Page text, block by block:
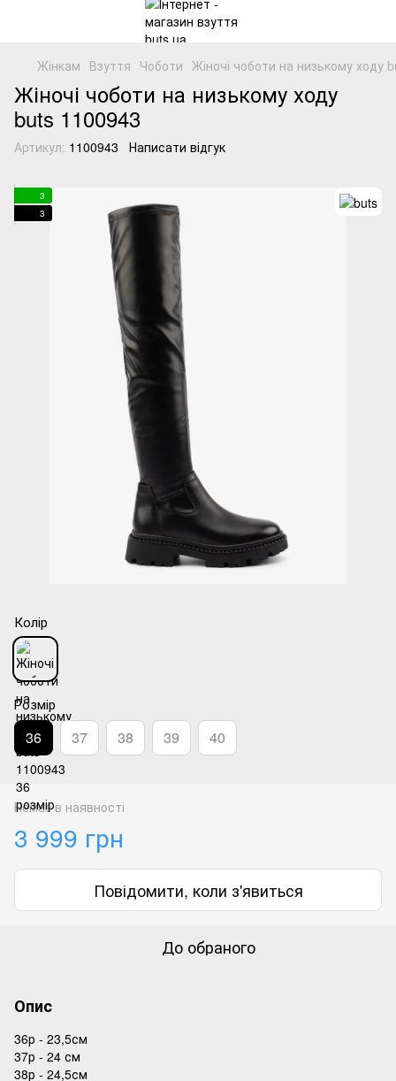
Жінкам Взуття Чоботи Жіночі чоботи на низькому ходу
Жіночі чоботи на низькому ходу
buts 1100943
Артикул: 1100943 Написати відгук
3
3
Колір
Розмір
36 37 38 39 40
Немає в наявності
3 999 грн
Повідомити, коли з'явиться
До обраного
Опис
36р - 23,5см
37р - 24 см
38р - 24,5см